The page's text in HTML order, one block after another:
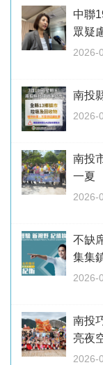
中聯
眾疑
2026-
南投
2026-
南投
一夏
2026-
不缺
集集
2026-
南投
亮夜
2026-